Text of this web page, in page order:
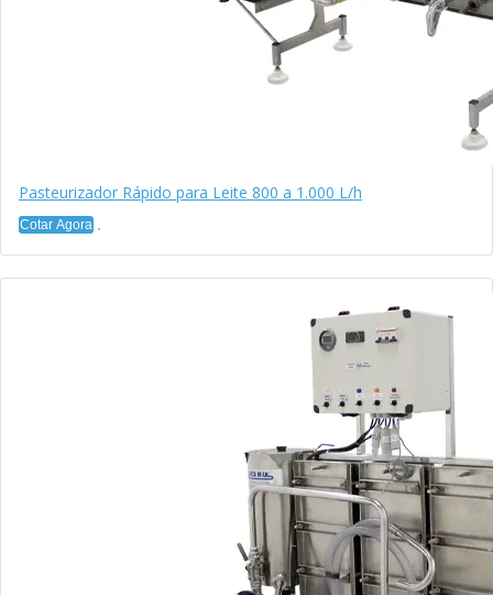
Pasteurizador Rápido para Leite 800 a 1.000 L/h
Cotar Agora